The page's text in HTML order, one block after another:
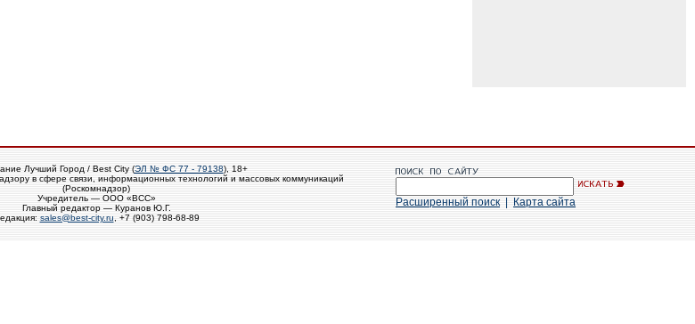
Лучший Город / Best City (ЭЛ № ФС 77 - 79138), 18+
в сфере связи, информационных технологий и массовых коммуникаций
(Роскомнадзор)
Учредитель — ООО «ВСС»
Главный редактор — Куранов Ю.Г.
sales@best-city.ru , +7 (903) 798-68-89
Расширенный поиск Карта сайта